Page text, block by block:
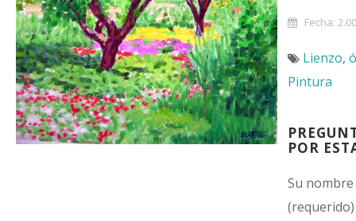
Fecha:
Lienzo,
Pintura
POR
Su nombre
(requerido)